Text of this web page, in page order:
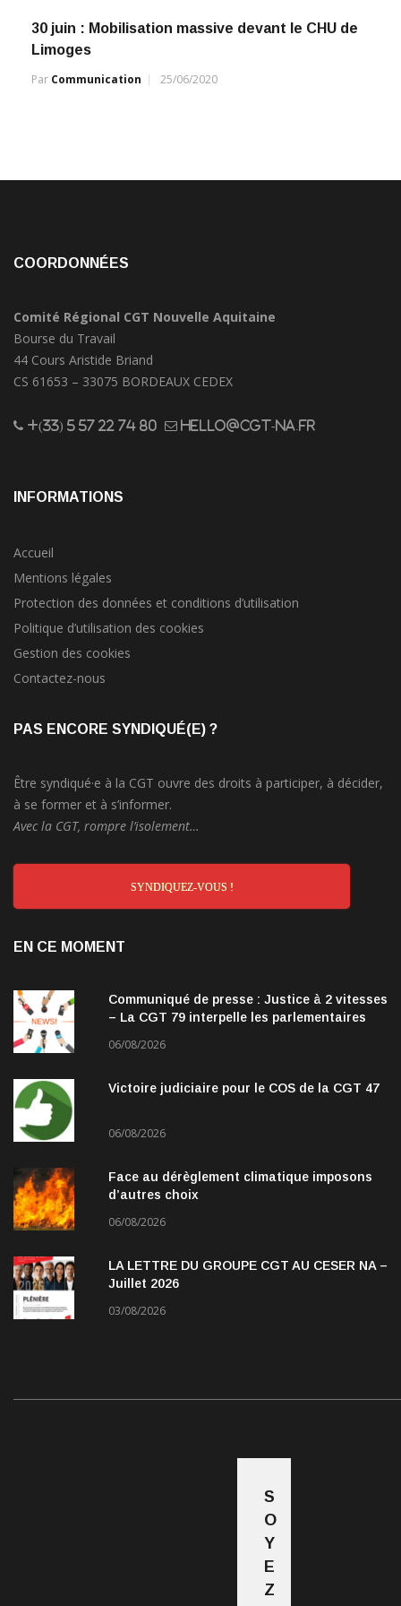
30 juin : Mobilisation massive devant le CHU de
Limoges
Par Communication 25/06/2020
COORDONNÉES
Comité Régional CGT Nouvelle Aquitaine
Bourse du Travail
44 Cours Aristide Briand
CS 61653 – 33075 BORDEAUX CEDEX
+(33) 5 57 22 74 80 hello@cgt-na.fr
INFORMATIONS
Accueil
Mentions légales
Protection des données et conditions d’utilisation
Politique d’utilisation des cookies
Gestion des cookies
Contactez-nous
PAS ENCORE SYNDIQUÉ(E) ?
Être syndiqué·e à la CGT ouvre des droits à participer, à décider,
à se former et à s’informer.
Avec la CGT, rompre l’isolement…
SYNDIQUEZ-VOUS !
EN CE MOMENT
Communiqué de presse : Justice à 2 vitesses
– La CGT 79 interpelle les parlementaires
06/08/2026
Victoire judiciaire pour le COS de la CGT 47
06/08/2026
Face au dérèglement climatique imposons
d’autres choix
06/08/2026
LA LETTRE DU GROUPE CGT AU CESER NA –
Juillet 2026
03/08/2026
S
O
Y
E
Z